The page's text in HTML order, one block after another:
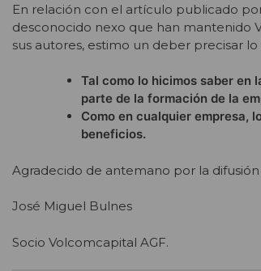
En relación con el artículo publicado
desconocido nexo que han mantenido
sus autores, estimo un deber precisar lo
Tal como lo hicimos saber en
parte de la formación de la
Como en cualquier empresa,
beneficios.
Agradecido de antemano por la
José Miguel Bulnes
Socio Volcomcapital AGF.